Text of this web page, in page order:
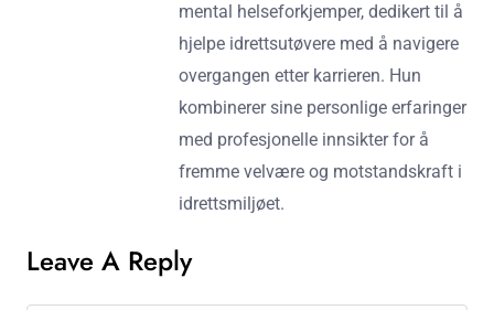
mental helseforkjemper, dedikert til å
hjelpe idrettsutøvere med å navigere
overgangen etter karrieren. Hun
kombinerer sine personlige erfaringer
med profesjonelle innsikter for å
fremme velvære og motstandskraft i
idrettsmiljøet.
Leave A Reply